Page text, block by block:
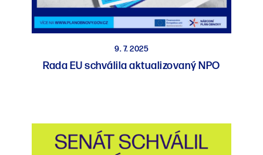
9. 7. 2025
Rada EU schválila aktualizovaný NPO